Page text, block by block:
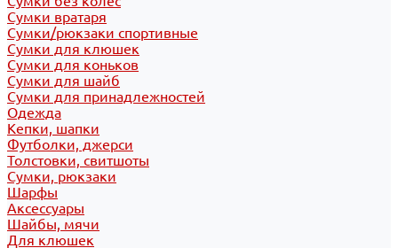
Сумки вратаря
Сумки/рюкзаки спортивные
Сумки для клюшек
Сумки для коньков
Сумки для шайб
Сумки для принадлежностей
Одежда
Кепки, шапки
Футболки, джерси
Толстовки, свитшоты
Сумки, рюкзаки
Шарфы
Аксессуары
Шайбы, мячи
Для клюшек